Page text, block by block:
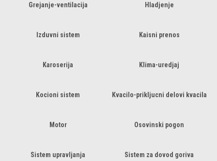
Grejanje-ventilacija Hladjenje
Izduvni sistem Kaisni prenos
Karoserija Klima-uredjaj
Kocioni sistem Kvacilo-prikljucni delovi kvacila
Motor Osovinski pogon
Sistem upravljanja Sistem za dovod goriva